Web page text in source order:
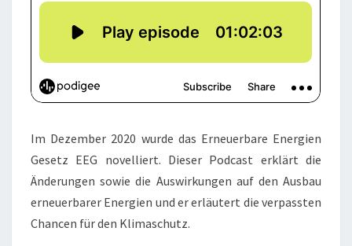
Im Dezember 2020 wurde das Erneuerbare Energien
Gesetz EEG novelliert. Dieser Podcast erklärt die
Änderungen sowie die Auswirkungen auf den Ausbau
erneuerbarer Energien und er erläutert die verpassten
Chancen für den Klimaschutz.